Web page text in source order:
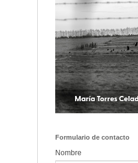
Formulario de contacto
Nombre